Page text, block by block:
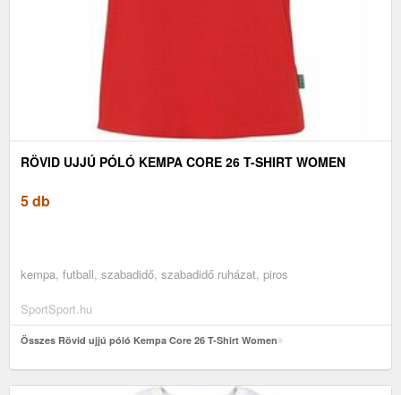
RÖVID UJJÚ PÓLÓ KEMPA CORE 26 T-SHIRT WOMEN
5 db
kempa, futball, szabadidő, szabadidő ruházat, piros
SportSport.hu
Összes Rövid ujjú póló Kempa Core 26 T-Shirt Women